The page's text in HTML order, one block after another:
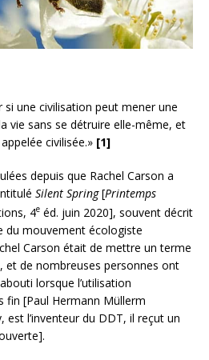
une civilisation peut mener une
vie sans se détruire elle-même, et
civilisée.» [1]
depuis que Rachel Carson a
Silent Spring[Printemps
4e éd. juin 2020], souvent décrit
du mouvement écologiste
Carson était de mettre un terme
et de nombreuses personnes ont
lorsque l’utilisation
fin [Paul Hermann Müllerm
est l’inventeur du DDT, il reçut un